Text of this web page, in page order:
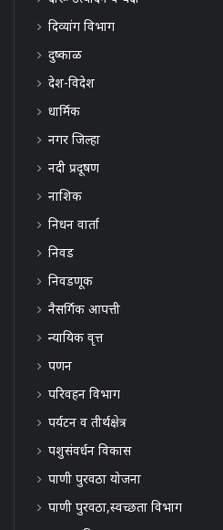
दिव्यांग विभाग
दुष्काळ
देश-विदेश
धार्मिक
नगर जिल्हा
नदी प्रदूषण
नाशिक
निधन वार्ता
निवड
निवडणूक
नैसर्गिक आपत्ती
न्यायिक वृत्त
पणन
परिवहन विभाग
पर्यटन व तीर्थक्षेत्र
पशुसंवर्धन विकास
पाणी पुरवठा योजना
पाणी पुरवठा,स्वच्छता विभाग